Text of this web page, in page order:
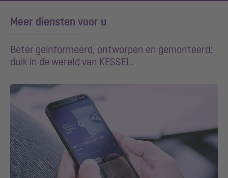
Meer diensten voor u
Beter geïnformeerd, ontworpen en gemonteerd:
duik in de wereld van KESSEL.